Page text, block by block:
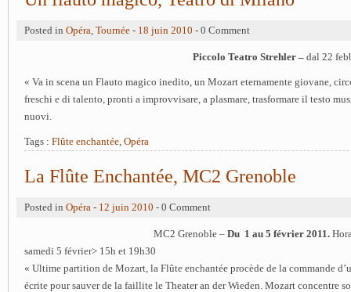
Posted in Opéra Tournée - 18 juin 2010 - 0 Comment
Piccolo Teatro Strehler – dal 22
« Va in scena un Flauto magico inedito, un Mozart eternamente giovane,
freschi e di talento, pronti a improvvisare, a plasmare, trasformare il testo
nuovi.
Tags : Flûte enchantée Opéra
La Flûte Enchantée, MC2 Grenoble
Posted in Opéra - 12 juin 2010 - 0 Comment
MC2 Grenoble – Du 1 au 5 février 2011.
samedi 5 février> 15h et 19h30
« Ultime partition de Mozart, la Flûte enchantée procède de la commande
écrite pour sauver de la faillite le Theater an der Wieden. Mozart concentre